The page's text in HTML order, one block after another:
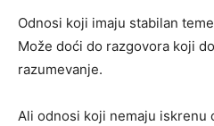
Odnosi koji imaju stabilan
Može doći do razgovora koji
razumevanje.
Ali odnosi koji nemaju iskrenu